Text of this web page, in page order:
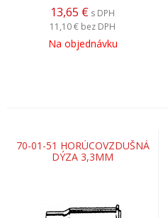
13,65 € s DPH
11,10 € bez DPH
Na objednávku
70-01-51 HORÚCOVZDUŠNÁ
DÝZA 3,3MM